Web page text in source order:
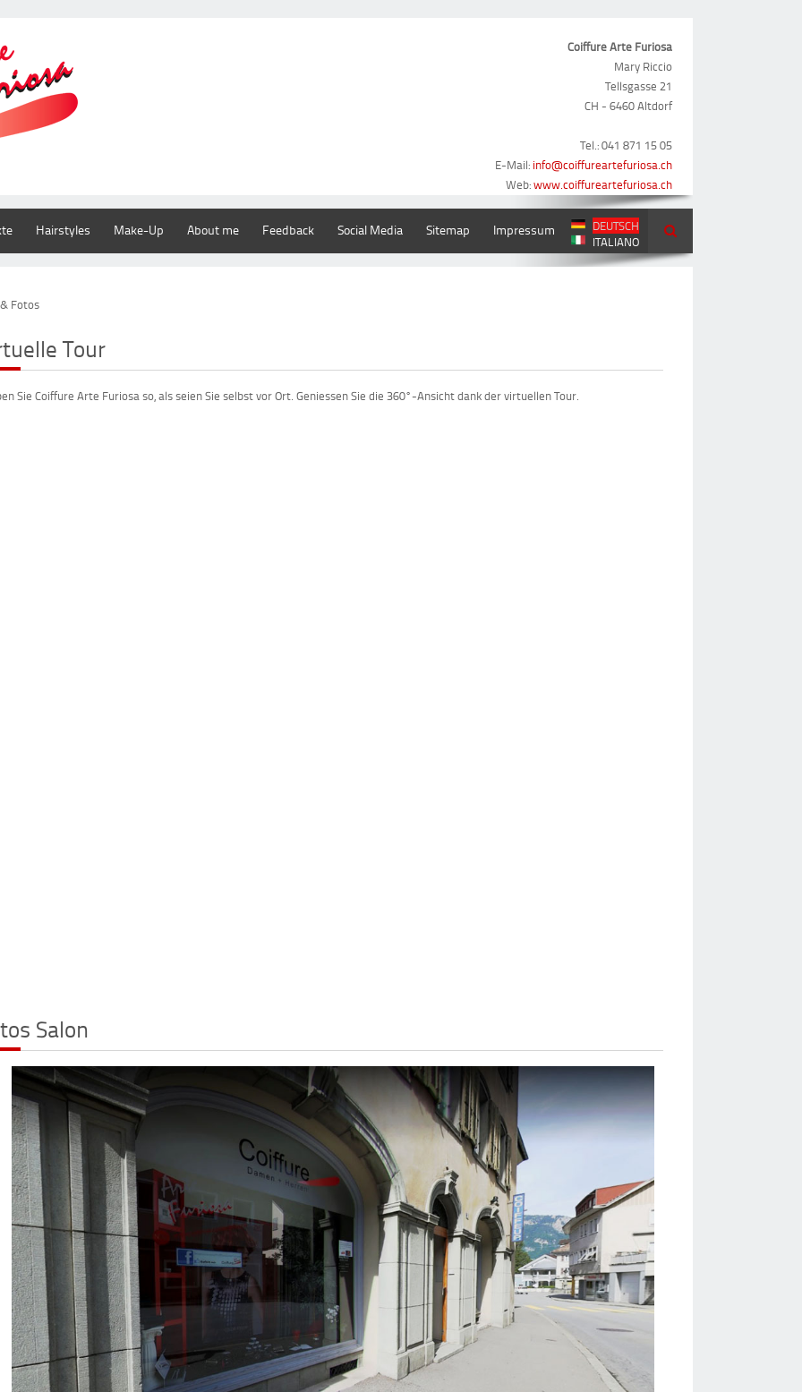
Coiffure Arte Furiosa
Mary Riccio
Tellsgasse 21
CH - 6460 Altdorf
Tel.: 041 871 15 05
E-Mail: info@coiffureartefuriosa.ch
Web:www.coiffureartefuriosa.ch
Hairstyles Make-Up About me Feedback Social Media Sitemap Impressum
DEUTSCH
ITALIANO
Fotos
Tour
Sie Coiffure Arte Furiosa so, als seien Sie selbst vor Ort. Geniessen Sie die 360°-Ansicht dank der virtuellen Tour.
Salon